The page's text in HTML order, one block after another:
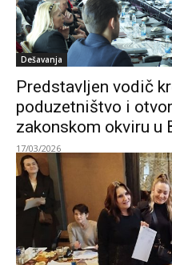
Dešavanja
Predstavljen vodič
poduzetništvo i
zakonskom okviru u
17/03/2026